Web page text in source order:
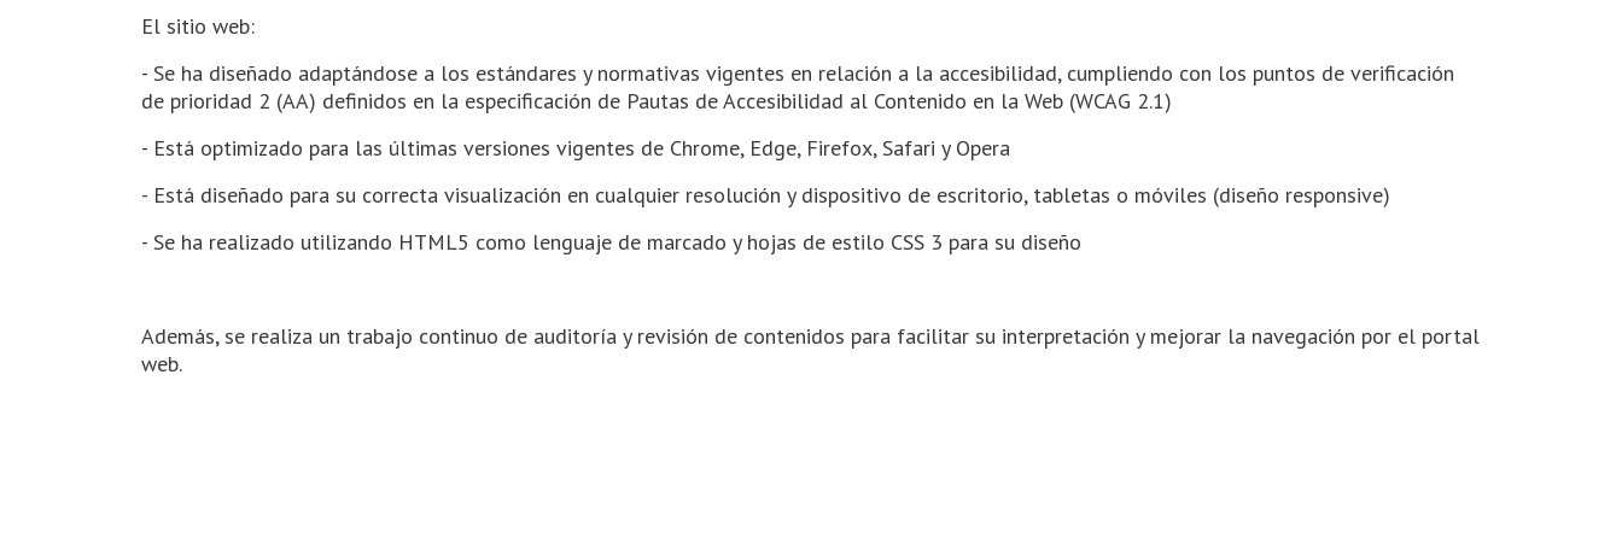
El sitio web:
- Se ha diseñado adaptándose a los estándares y normativas vigentes en relación a la accesibilidad, cumpliendo con los puntos de verificación
de prioridad 2 (AA) definidos en la especificación de Pautas de Accesibilidad al Contenido en la Web (WCAG 2.1)
- Está optimizado para las últimas versiones vigentes de Chrome, Edge, Firefox, Safari y Opera
- Está diseñado para su correcta visualización en cualquier resolución y dispositivo de escritorio, tabletas o móviles (diseño responsive)
- Se ha realizado utilizando HTML5 como lenguaje de marcado y hojas de estilo CSS 3 para su diseño
Además, se realiza un trabajo continuo de auditoría y revisión de contenidos para facilitar su interpretación y mejorar la navegación por el portal
web.